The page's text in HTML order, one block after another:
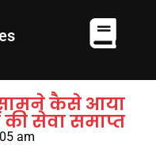
कैसे आया
की सेवा समाप्त
am